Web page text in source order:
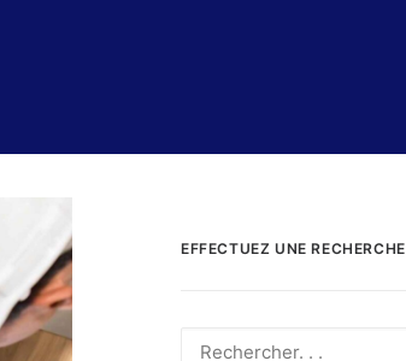
EFFECTUEZ UNE RECHERCHE